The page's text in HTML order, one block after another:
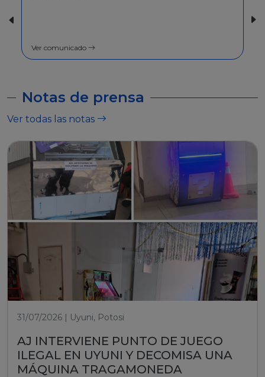
Ver comunicado
Notas de prensa
Ver todas las notas
31/07/2026 | Uyuni, Potosi
AJ INTERVIENE PUNTO DE JUEGO
ILEGAL EN UYUNI Y DECOMISA UNA
MÁQUINA TRAGAMONEDA